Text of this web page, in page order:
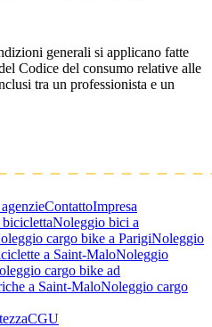
generali si applicano fatte
Codice del consumo relative alle
tra un professionista e un
ContattoImpresa
Noleggio bici a
cargo bike a ParigiNoleggio
a Saint-MaloNoleggio
cargo bike ad
a Saint-MaloNoleggio cargo
CGU